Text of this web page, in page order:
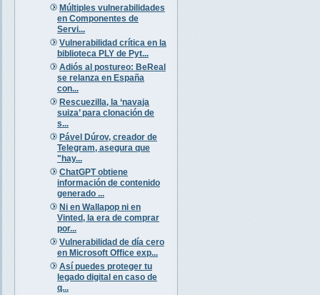
Múltiples vulnerabilidades
en Componentes de
Servi...
Vulnerabilidad crítica en la
biblioteca PLY de Pyt...
Adiós al postureo: BeReal
se relanza en España
con...
Rescuezilla, la ‘navaja
suiza’ para clonación de
s...
Pável Dúrov, creador de
Telegram, asegura que
"hay...
ChatGPT obtiene
información de contenido
generado ...
Ni en Wallapop ni en
Vinted, la era de comprar
por...
Vulnerabilidad de día cero
en Microsoft Office exp...
Así puedes proteger tu
legado digital en caso de
q...